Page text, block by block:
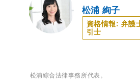
松浦 絢子
資格情報: 弁護
引士
松浦綜合法律事務所代表。